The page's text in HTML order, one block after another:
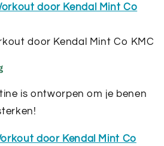
door Kendal Mint Co KMC
is ontworpen om je benen